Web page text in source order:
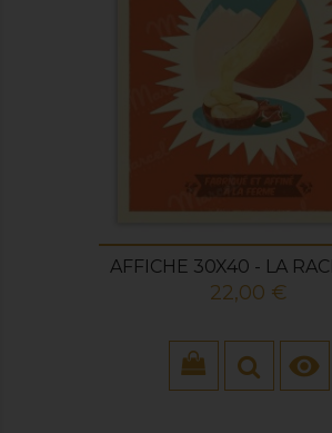
AFFICHE 30X40 - LA
Prix
22,00 €
